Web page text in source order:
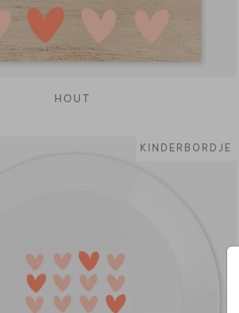
HOUT
KINDERBORDJE